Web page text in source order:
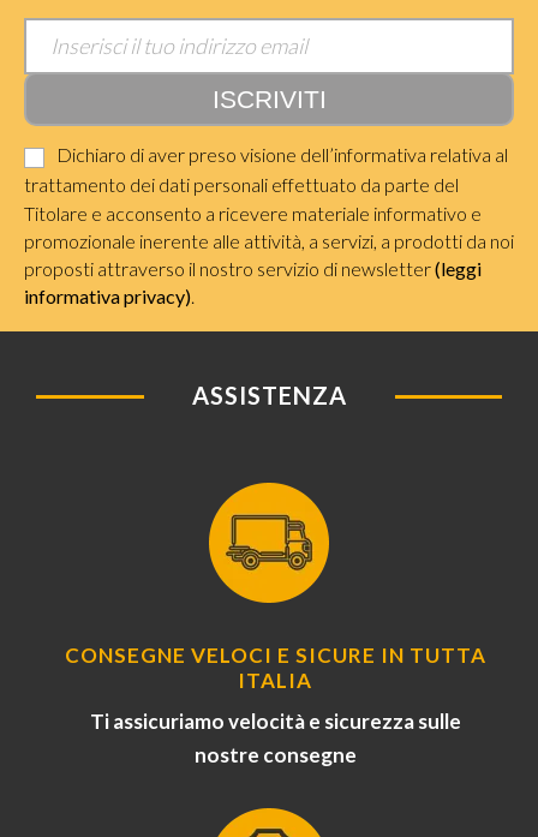
Dichiaro di aver preso visione dell’informativa relativa al
trattamento dei dati personali effettuato da parte del
Titolare e acconsento a ricevere materiale informativo e
promozionale inerente alle attività, a servizi, a prodotti da noi
proposti attraverso il nostro servizio di newsletter(leggi
informativa privacy).
ASSISTENZA
CONSEGNE VELOCI E SICURE IN TUTTA
ITALIA
Ti assicuriamo velocità e sicurezza sulle
nostre consegne